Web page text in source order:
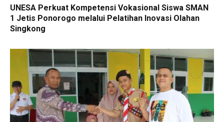
UNESA Perkuat Kompetensi Vokasional Siswa SMAN
1 Jetis Ponorogo melalui Pelatihan Inovasi Olahan
Singkong